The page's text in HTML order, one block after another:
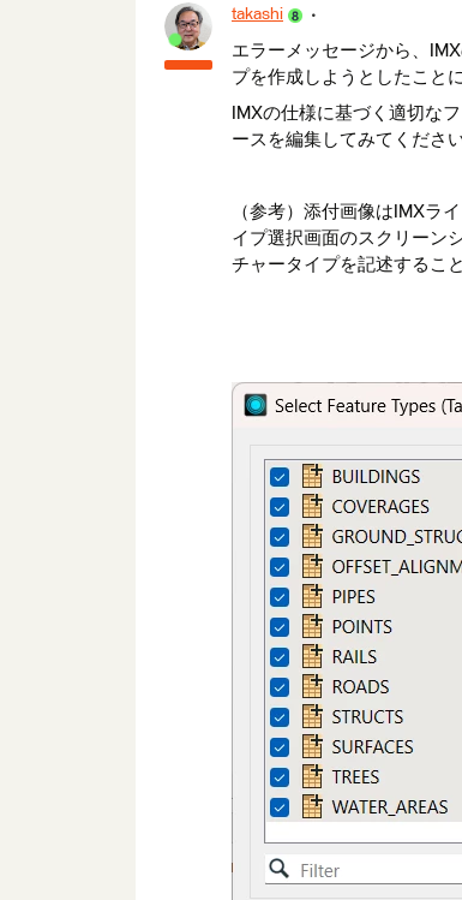
takashi
エラーメッセージから、
プを作成しようとしたこと
IMXの仕様に基づく適切な
ースを編集してみてください
（参考）添付画像はIMXラ
イプ選択画面のスクリーン
チャータイプを記述するこ